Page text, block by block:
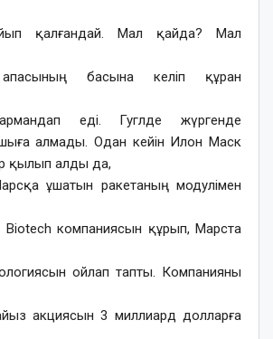
қалғандай. Мал қайда? Мал
басына келіп құран
еді. Гуглде жүргенде
шыға алмады. Одан кейін Илон Маск
қылып алды да,
ұшатын ракетаның модулімен
Biotech компаниясын құрып, Марста
ойлап тапты. Компанияны
акциясын 3 миллиард долларға